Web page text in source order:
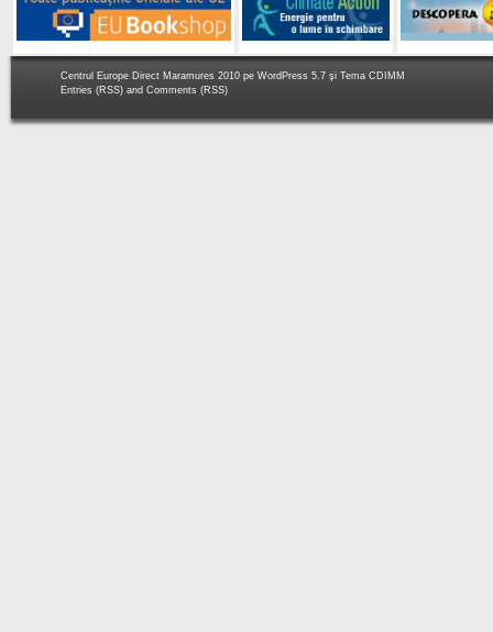
Centrul Europe Direct Maramures 2010 pe WordPress 5.7 şi Tema CDIMM
Entries (RSS) and Comments (RSS)